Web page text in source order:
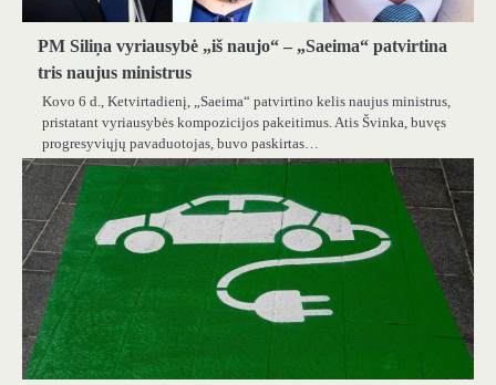
PM Siliņa vyriausybė „iš naujo“ – „Saeima“ patvirtina
tris naujus ministrus
Kovo 6 d., Ketvirtadienį, „Saeima“ patvirtino kelis naujus ministrus,
pristatant vyriausybės kompozicijos pakeitimus. Atis Švinka, buvęs
progresyviųjų pavaduotojas, buvo paskirtas…